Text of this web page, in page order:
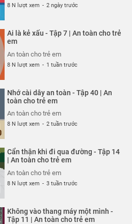
An toàn cho trẻ em
26 N lượt xem
An toàn cho trẻ em
26 N lượt xem
322 | An toàn cho trẻ em
An toàn cho trẻ em
26 N lượt xem
An toàn cho trẻ em
8 N lượt xem - 2 ngày trước
Ai là kẻ xấu - Tập 7 | An toàn cho trẻ
em
An toàn cho trẻ em
8 N lượt xem - 1 tuần trước
Nhớ cài dây an toàn - Tập 40 | An
toàn cho trẻ em
An toàn cho trẻ em
8 N lượt xem - 2 tuần trước
Cẩn thận khi đi qua đường - Tập 14
| An toàn cho trẻ em
An toàn cho trẻ em
8 N lượt xem - 3 tuần trước
Không vào thang máy một mình -
Tập 11 | An toàn cho trẻ em